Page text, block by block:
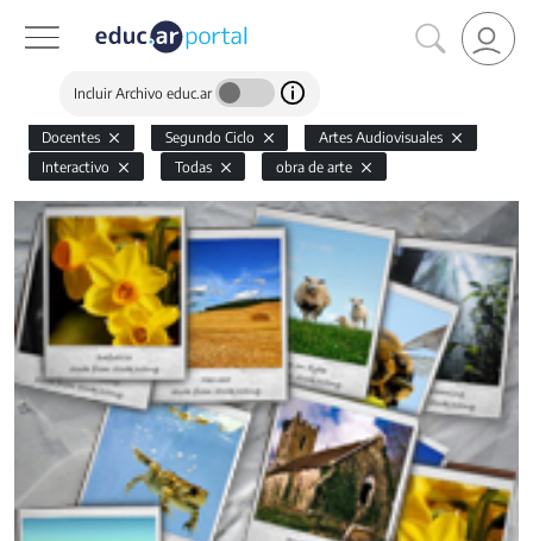
Incluir Archivo educ.ar
Docentes Segundo Ciclo
Artes Audiovisuales
Interactivo
Todas obra de arte